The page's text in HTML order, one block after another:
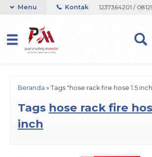
Whatsapp 082133767508 / 081237364201 /
Menu Kontak
Beranda » Tags "hose rack fire hose 1.5
Tags hose rack fire
inch